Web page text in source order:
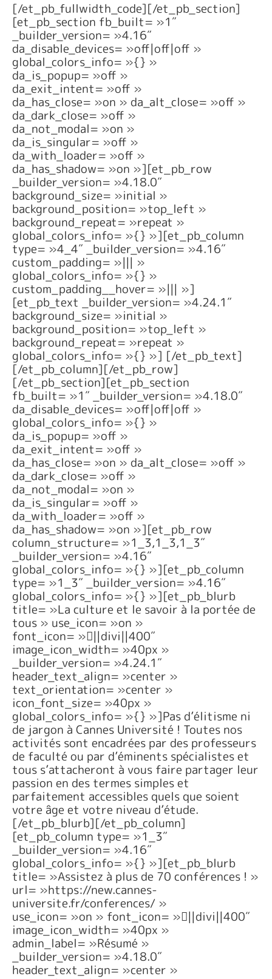
[/et_pb_fullwidth_code][/et_pb_section]
[et_pb_section fb_built= »1″
_builder_version= »4.16″
da_disable_devices= »off|off|off »
global_colors_info= »{} »
da_is_popup= »off »
da_exit_intent= »off »
da_has_close= »on » da_alt_close= »off »
da_dark_close= »off »
da_not_modal= »on »
da_is_singular= »off »
da_with_loader= »off »
da_has_shadow= »on »][et_pb_row
_builder_version= »4.18.0″
background_size= »initial »
background_position= »top_left »
background_repeat= »repeat »
global_colors_info= »{} »][et_pb_column
type= »4_4″ _builder_version= »4.16″
custom_padding= »||| »
global_colors_info= »{} »
custom_padding__hover= »||| »]
[et_pb_text _builder_version= »4.24.1″
background_size= »initial »
background_position= »top_left »
background_repeat= »repeat »
global_colors_info= »{} »] [/et_pb_text]
[/et_pb_column][/et_pb_row]
[/et_pb_section][et_pb_section
fb_built= »1″ _builder_version= »4.18.0″
da_disable_devices= »off|off|off »
global_colors_info= »{} »
da_is_popup= »off »
da_exit_intent= »off »
da_has_close= »on » da_alt_close= »off »
da_dark_close= »off »
da_not_modal= »on »
da_is_singular= »off »
da_with_loader= »off »
da_has_shadow= »on »][et_pb_row
column_structure= »1_3,1_3,1_3″
_builder_version= »4.16″
global_colors_info= »{} »][et_pb_column
type= »1_3″ _builder_version= »4.16″
global_colors_info= »{} »][et_pb_blurb
title= »La culture et le savoir à la portée de
tous » use_icon= »on »
font_icon= »||divi||400″
image_icon_width= »40px »
_builder_version= »4.24.1″
header_text_align= »center »
text_orientation= »center »
icon_font_size= »40px »
global_colors_info= »{} »]Pas d’élitisme ni
de jargon à Cannes Université ! Toutes nos
activités sont encadrées par des professeurs
de faculté ou par d’éminents spécialistes et
tous s’attacheront à vous faire partager leur
passion en des termes simples et
parfaitement accessibles quels que soient
votre âge et votre niveau d’étude.
[/et_pb_blurb][/et_pb_column]
[et_pb_column type= »1_3″
_builder_version= »4.16″
global_colors_info= »{} »][et_pb_blurb
title= »Assistez à plus de 70 conférences ! »
url= »https://new.cannes-
universite.fr/conferences/ »
use_icon= »on » font_icon= »||divi||400″
image_icon_width= »40px »
admin_label= »Résumé »
_builder_version= »4.18.0″
header_text_align= »center »